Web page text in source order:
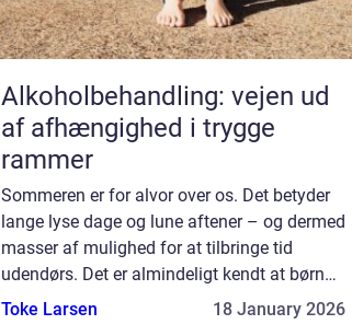
Alkoholbehandling: vejen ud
af afhængighed i trygge
rammer
Sommeren er for alvor over os. Det betyder
lange lyse dage og lune aftener – og dermed
masser af mulighed for at tilbringe tid
udendørs. Det er almindeligt kendt at børn
har rigtig godt af at røre sig, og af at få en
Toke Larsen 18 January 2026